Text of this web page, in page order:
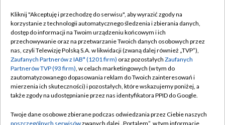
TVP
Abonament TVP
Emisja w TVP
Centrum informacji TVP
Naziemna Telewizja Cyfrowa
Rada Programowa
Regulamin TVP
Polityka prywatności
Moje zgody
Pomoc
Kliknij "Akceptuję i przechodzę do serwisu", aby wyrazić zgody na
korzystanie z technologii automatycznego śledzenia i zbierania danych,
dostęp do informacji na Twoim urządzeniu końcowym i ich
przechowywanie oraz na przetwarzanie Twoich danych osobowych przez
nas, czyli Telewizję Polską S.A. w likwidacji (zwaną dalej również „TVP”),
Zaufanych Partnerów z IAB* (1201 firm) oraz pozostałych Zaufanych
Partnerów TVP (93 firm), w celach marketingowych (w tym do
zautomatyzowanego dopasowania reklam do Twoich zainteresowań i
mierzenia ich skuteczności) i pozostałych, które wskazujemy poniżej, a
także zgody na udostępnianie przez nas identyfikatora PPID do Google.
Twoje dane osobowe zbierane podczas odwiedzania przez Ciebie naszych
poszczególnych serwisówzwanych dalej „Portalem”, w tym informacje